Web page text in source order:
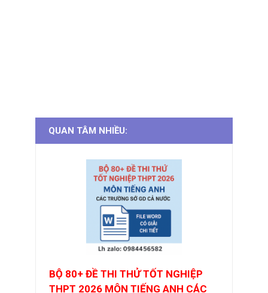
QUAN TÂM NHIỀU:
BỘ 80+ ĐỀ THI THỬ TỐT NGHIỆP
THPT 2026 MÔN TIẾNG ANH CÁC